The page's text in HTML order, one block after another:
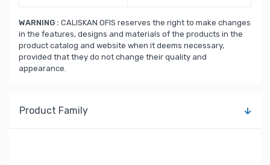
WARNING : CALISKAN OFIS reserves the right to make changes
in the features, designs and materials of the products in the
product catalog and website when it deems necessary,
provided that they do not change their quality and
appearance.
Product Family